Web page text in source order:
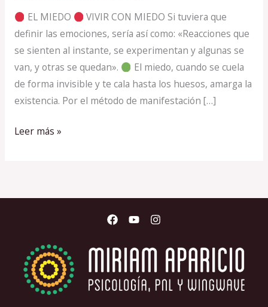
EL MIEDO
VIVIR CON MIEDO Si tuviera que
definir las emociones, sería así como: «Reacciones que
se sienten al instante, se experimentan y algunas se
van, y otras se quedan».
El miedo, cuando se cuela
de forma invisible y te cala hasta los huesos, amarga la
existencia. Por el método de manifestación […]
EN
MÍ
Leer más »